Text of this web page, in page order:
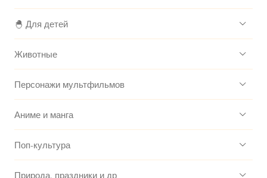
🐣 Для детей
Животные
Персонажи мультфильмов
Аниме и манга
Поп-культура
Природа, праздники и др